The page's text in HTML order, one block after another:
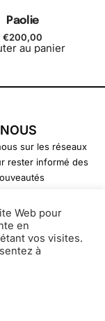
Paolie
€200,00
au panier
sur les réseaux
rester informé des
Web pour
en
vos visites.
à